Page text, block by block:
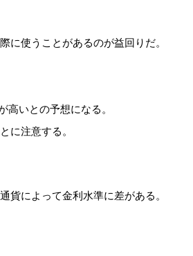
に使うことがあるのが益回りだ。
高いとの予想になる。
に注意する。
貨によって金利水準に差がある。